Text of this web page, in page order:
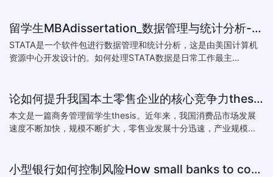
留学生MBAdissertation_数据管理与统计分析-如何处理STATA数据_How to deal with data with ST
STATA是一个软件包进行数据管理和统计分析，这是由美国计算机
资源中心开发设计的。如何处理STATA数据是日常工作最主...
论如何提升我国本土零售企业的核心竞争力thesis:The theory of how to improve the core competitiveness of domestic retail e
本文是一篇商务管理留学生thesis。近年来，我国消费品市场发展
速度不断加快，规模不断扩大，零售业发展十分迅速，产业规模...
小型银行如何控制风险How small banks to control risk